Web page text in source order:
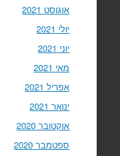
אוגוסט 2021
יולי 2021
יוני 2021
מאי 2021
אפריל 2021
ינואר 2021
אוקטובר 2020
ספטמבר 2020